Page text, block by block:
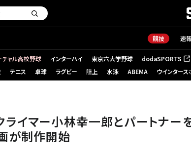
競技 速
チャル高校野球 インターハイ 東京六大学野球 dodaSPORTS
（新しいタブで開く）
テニス 卓球 ラグビー 陸上 水泳 ABEMA ウインター
ライマー小林幸一郎とパートナー
が制作開始